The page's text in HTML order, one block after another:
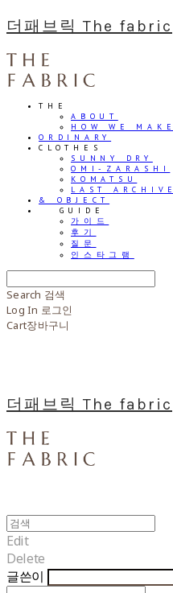
더패브릭 The fabric
THE
ABOUT
HOW WE MAKE
ORDINARY
CLOTHES
SUNNY DRY
OMI-ZARASHI
KOMATSU
LAST ARCHIVE
& OBJECT
⠀⠀GUIDE
가이드
후기
질문
인스타그램
Search 검색
Log In 로그인
Cart장바구니
더패브릭 The fabric
Edit
Delete
글쓴이